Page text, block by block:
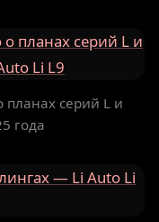
планах серий L и
года